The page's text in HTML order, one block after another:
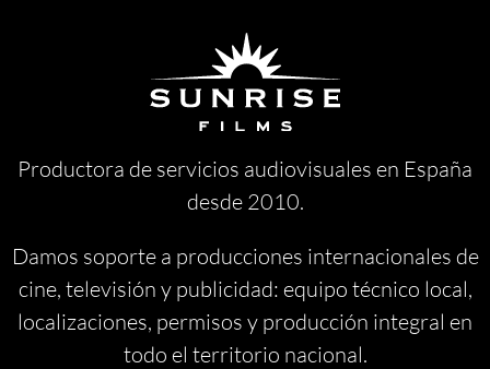
Productora de servicios audiovisuales en España
desde 2010.
Damos soporte a producciones internacionales de
cine, televisión y publicidad: equipo técnico local,
localizaciones, permisos y producción integral en
todo el territorio nacional.